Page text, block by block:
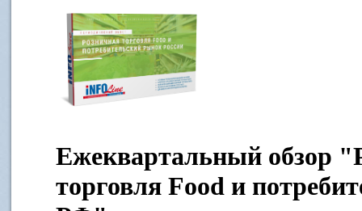
Ежеквартальный обзор
торговля Food и